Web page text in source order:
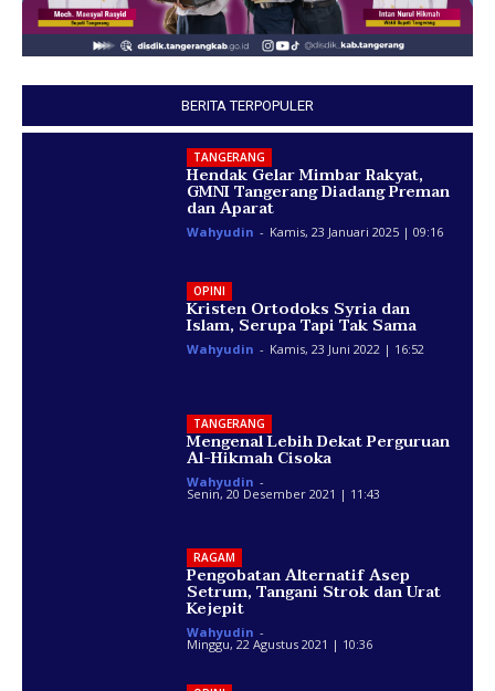
BERITA TERPOPULER
TANGERANG
Hendak Gelar Mimbar Rakyat,
GMNI Tangerang Diadang Preman
dan Aparat
Wahyudin - Kamis, 23 Januari 2025 | 09:16
OPINI
Kristen Ortodoks Syria dan
Islam, Serupa Tapi Tak Sama
Wahyudin - Kamis, 23 Juni 2022 | 16:52
TANGERANG
Mengenal Lebih Dekat Perguruan
Al-Hikmah Cisoka
Wahyudin -
Senin, 20 Desember 2021 | 11:43
RAGAM
Pengobatan Alternatif Asep
Setrum, Tangani Strok dan Urat
Kejepit
Wahyudin -
Minggu, 22 Agustus 2021 | 10:36